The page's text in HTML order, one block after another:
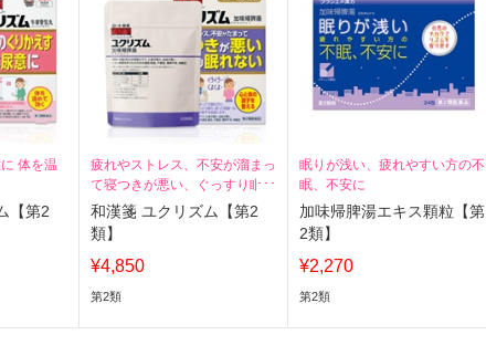
体を温
【第2
疲れやストレス、不安が溜まっ
て寝つきが悪い、ぐっすり眠れ
ない状態を改善する
和漢箋 ユクリズム【第2
類】
¥4,850
第2類
眠りが浅い、疲れやすい方の不
眠、不安に
加味帰脾湯エキス顆粒【第
2類】
¥2,270
第2類